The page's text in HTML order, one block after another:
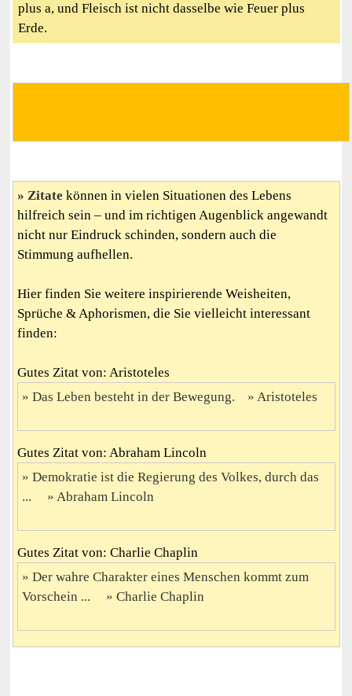
plus a, und Fleisch ist nicht dasselbe wie Feuer plus
Erde.
Zitate können in vielen Situationen des Lebens
hilfreich sein – und im richtigen Augenblick angewandt
nicht nur Eindruck schinden, sondern auch die
Stimmung aufhellen.
Hier finden Sie weitere inspirierende Weisheiten,
Sprüche & Aphorismen, die Sie vielleicht interessant
finden:
Gutes Zitat von: Aristoteles
Das Leben besteht in der Bewegung.
Aristoteles
Gutes Zitat von: Abraham Lincoln
Demokratie ist die Regierung des Volkes, durch das
...
Abraham Lincoln
Gutes Zitat von: Charlie Chaplin
Der wahre Charakter eines Menschen kommt zum
Vorschein ...
Charlie Chaplin